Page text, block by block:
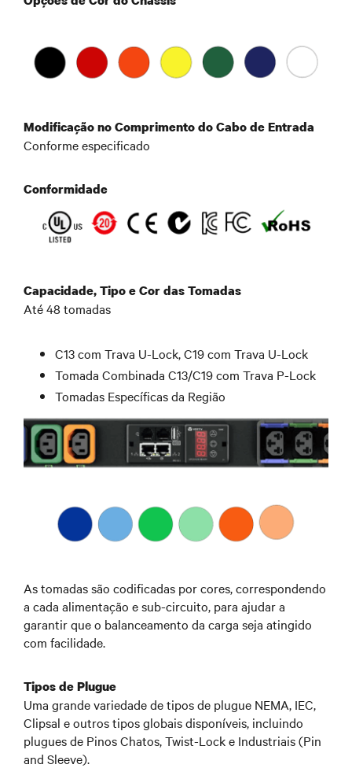
Modificação no Comprimento do Cabo de Entrada
Conforme especificado
Conformidade
Capacidade, Tipo e Cor das Tomadas
Até 48 tomadas
C13 com Trava U-Lock, C19 com Trava U-Lock
Tomada Combinada C13/C19 com Trava P-Lock
Tomadas Específicas da Região
As tomadas são codificadas por cores, correspondendo
a cada alimentação e sub-circuito, para ajudar a
garantir que o balanceamento da carga seja atingido
com facilidade.
Tipos de Plugue
Uma grande variedade de tipos de plugue NEMA, IEC,
Clipsal e outros tipos globais disponíveis, incluindo
plugues de Pinos Chatos, Twist-Lock e Industriais (Pin
and Sleeve).